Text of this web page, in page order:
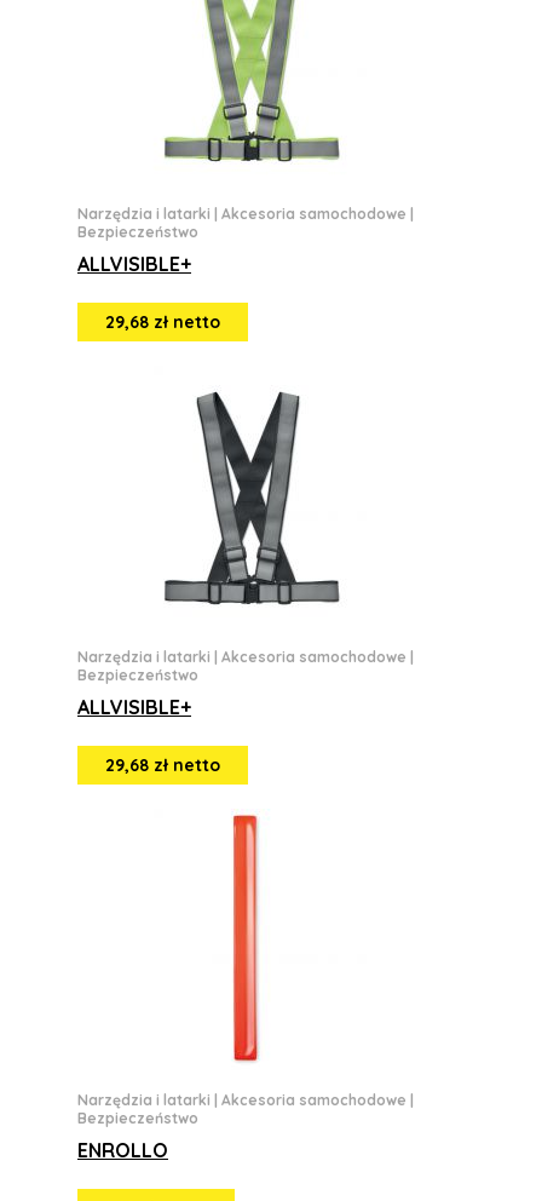
Narzędzia i latarki Akcesoria samochodowe
Bezpieczeństwo
ALLVISIBLE+
29,68 zł netto
Narzędzia i latarki Akcesoria samochodowe
Bezpieczeństwo
ALLVISIBLE+
29,68 zł netto
Narzędzia i latarki Akcesoria samochodowe
Bezpieczeństwo
ENROLLO